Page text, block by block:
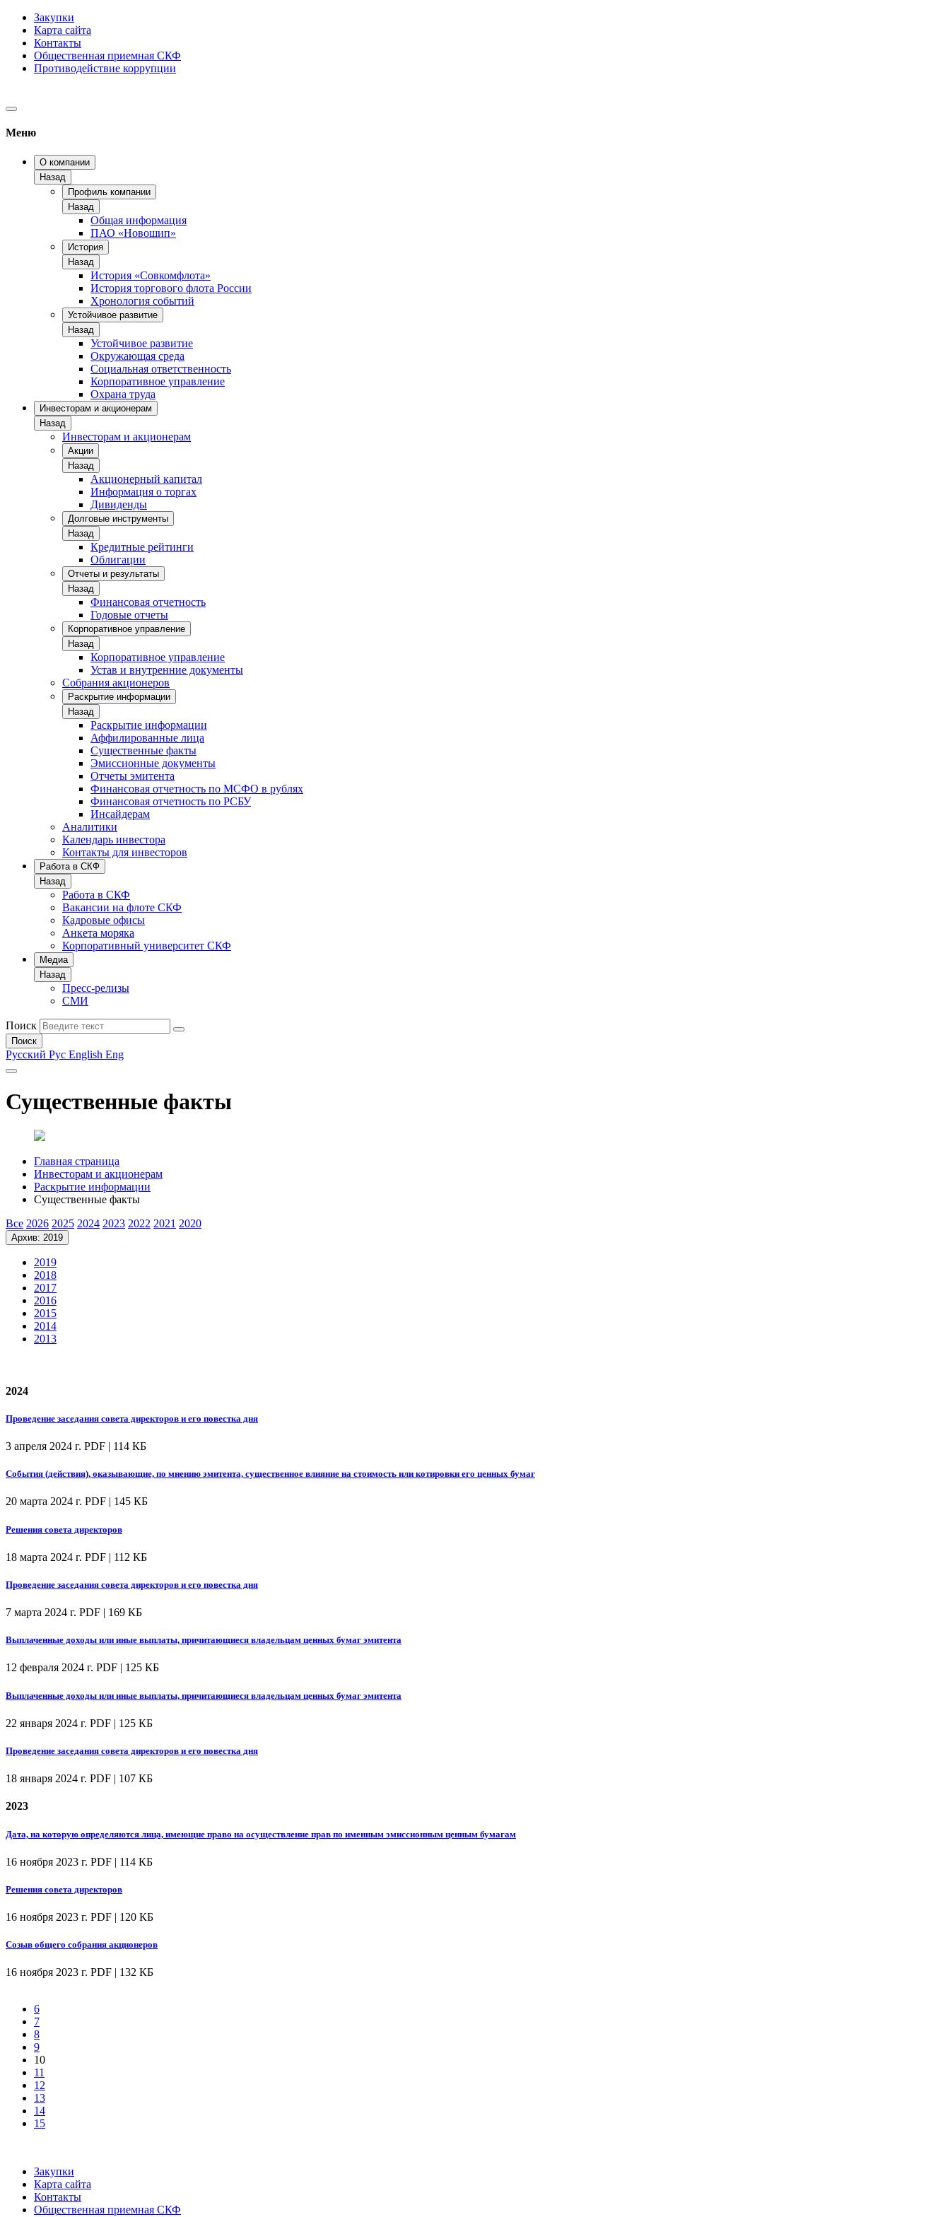
Закупки
Карта сайта
Контакты
Общественная приемная СКФ
Противодействие коррупции
Меню
О компании
Назад
Профиль компании
Назад
Общая информация
ПАО «Новошип»
История
Назад
История «Совкомфлота»
История торгового флота России
Хронология событий
Устойчивое развитие
Назад
Устойчивое развитие
Окружающая среда
Социальная ответственность
Корпоративное управление
Охрана труда
Инвесторам и акционерам
Назад
Инвесторам и акционерам
Акции
Назад
Акционерный капитал
Информация о торгах
Дивиденды
Долговые инструменты
Назад
Кредитные рейтинги
Облигации
Отчеты и результаты
Назад
Финансовая отчетность
Годовые отчеты
Корпоративное управление
Назад
Корпоративное управление
Устав и внутренние документы
Собрания акционеров
Раскрытие информации
Назад
Раскрытие информации
Аффилированные лица
Существенные факты
Эмиссионные документы
Отчеты эмитента
Финансовая отчетность по МСФО в рублях
Финансовая отчетность по РСБУ
Инсайдерам
Аналитики
Календарь инвестора
Контакты для инвесторов
Работа в СКФ
Назад
Работа в СКФ
Вакансии на флоте СКФ
Кадровые офисы
Анкета моряка
Корпоративный университет СКФ
Медиа
Назад
Пресс-релизы
СМИ
Поиск
Поиск
Русский Рус English Eng
Существенные факты
Главная страница
Инвесторам и акционерам
Раскрытие информации
Существенные факты
Все 2026 2025 2024 2023 2022 2021 2020
Архив: 2019
2019
2018
2017
2016
2015
2014
2013
2024
Проведение заседания совета директоров и его повестка дня
3 апреля 2024 г. PDF | 114 КБ
События (действия), оказывающие, по мнению эмитента, существенное влияние на стоимость или котировки его ценных бумаг
20 марта 2024 г. PDF | 145 КБ
Решения совета директоров
18 марта 2024 г. PDF | 112 КБ
Проведение заседания совета директоров и его повестка дня
7 марта 2024 г. PDF | 169 КБ
Выплаченные доходы или иные выплаты, причитающиеся владельцам ценных бумаг эмитента
12 февраля 2024 г. PDF | 125 КБ
Выплаченные доходы или иные выплаты, причитающиеся владельцам ценных бумаг эмитента
22 января 2024 г. PDF | 125 КБ
Проведение заседания совета директоров и его повестка дня
18 января 2024 г. PDF | 107 КБ
2023
Дата, на которую определяются лица, имеющие право на осуществление прав по именным эмиссионным ценным бумагам
16 ноября 2023 г. PDF | 114 КБ
Решения совета директоров
16 ноября 2023 г. PDF | 120 КБ
Созыв общего собрания акционеров
16 ноября 2023 г. PDF | 132 КБ
6
7
8
9
10
11
12
13
14
15
Закупки
Карта сайта
Контакты
Общественная приемная СКФ